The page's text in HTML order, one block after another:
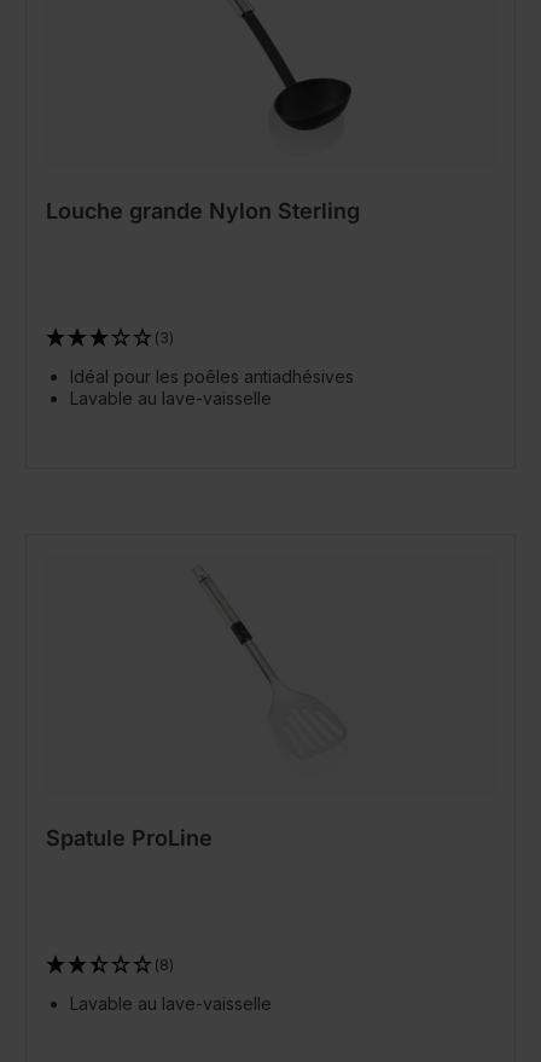
Louche grande Nylon Sterling
(3)
Idéal pour les poêles antiadhésives
Lavable au lave-vaisselle
Spatule ProLine
(8)
Lavable au lave-vaisselle